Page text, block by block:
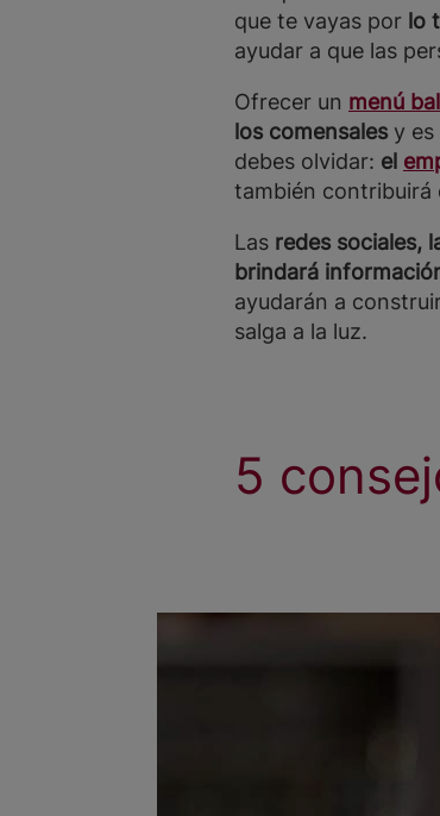
que te vayas por lo
ayudar a que las
Ofrecer un menú
los comensales y
debes olvidar: el
también contribuirá
Las redes sociales,
brindará
ayudarán a
salga a la luz.
5